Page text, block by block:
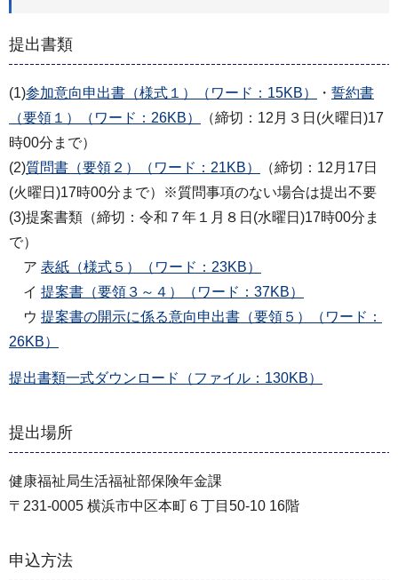
提出書類
(1)参加意向申出書（様式１）（ワード：15KB） ・ 誓約書
（要領１）（ワード：26KB）
（締切：12月３日(火曜日)17
時00分まで）
(2)質問書（要領２）（ワード：21KB）
（締切：12月17日
(火曜日)17時00分まで）※質問事項のない場合は提出不要
(3)提案書類（締切：令和７年１月８日(水曜日)17時00分ま
で）
ア 表紙（様式５）（ワード：23KB）
イ 提案書（要領３～４）（ワード：37KB）
ウ 提案書の開示に係る意向申出書（要領５）（ワード：
26KB）
提出書類一式ダウンロード（ファイル：130KB）
提出場所
健康福祉局生活福祉部保険年金課
〒231-0005 横浜市中区本町６丁目50-10 16階
申込方法